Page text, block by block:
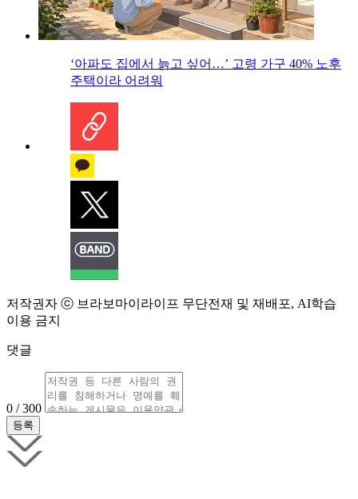
‘아파도 집에서 늙고 싶어…’ 고령 가구 40% 노후
주택이라 어려워
저작권자 ⓒ 브라보마이라이프 무단전재 및 재배포, AI학습
이용 금지
댓글
0 / 300